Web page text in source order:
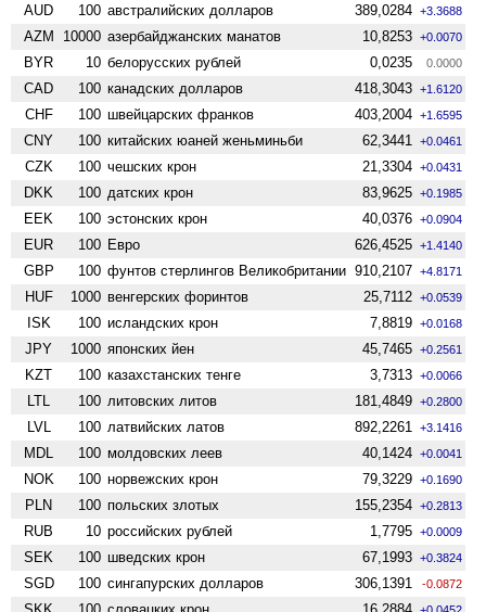
AUD
100 австралийских долларов 389,0284 +3.3688
AZM 10000 азербайджанских манатов 10,8253 +0.0070
BYR 10 белорусских рублей 0,0235 0.0000
CAD 100 канадских долларов 418,3043 +1.6120
CHF 100 швейцарских франков 403,2004 +1.6595
CNY 100 китайских юаней женьминьби 62,3441 +0.0461
CZK 100 чешских крон 21,3304 +0.0431
DKK 100 датских крон 83,9625 +0.1985
EEK 100 эстонских крон 40,0376 +0.0904
EUR 100 Евро 626,4525 +1.4140
GBP 100 фунтов стерлингов Велико­британии 910,2107 +4.8171
HUF 1000 венгерских форинтов 25,7112 +0.0539
ISK 100 исландских крон 7,8819 +0.0168
JPY 1000 японских йен 45,7465 +0.2561
KZT 100 казахстанских тенге 3,7313 +0.0066
LTL 100 литовских литов 181,4849 +0.2800
LVL 100 латвийских латов 892,2261 +3.1416
MDL 100 молдовских леев 40,1424 +0.0041
NOK 100 норвежских крон 79,3229 +0.1690
PLN 100 польских злотых 155,2354 +0.2813
RUB 10 российских рублей 1,7795 +0.0009
SEK 100 шведских крон 67,1993 +0.3824
SGD 100 сингапурских долларов 306,1391 -0.0872